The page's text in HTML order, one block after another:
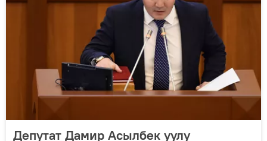
Депутат Дамир Асылбек уулу